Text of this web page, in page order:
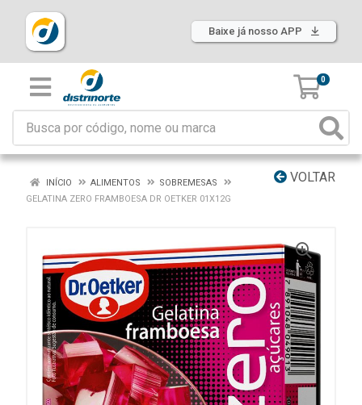
Baixe já nosso APP
0
VOLTAR
INÍCIO ALIMENTOS
SOBREMESAS
GELATINA ZERO FRAMBOESA DR OETKER 01X12G